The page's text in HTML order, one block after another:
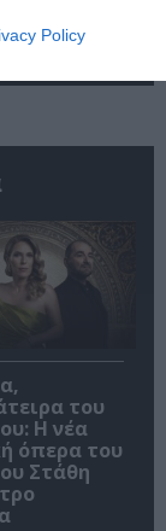
Policy
Πάτμο
του
Η νέα
όπερα του
Στάθη